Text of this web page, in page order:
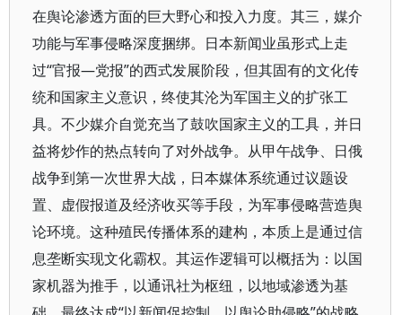
在舆论渗透方面的巨大野心和投入力度。其三，媒介
功能与军事侵略深度捆绑。日本新闻业虽形式上走
过“官报—党报”的西式发展阶段，但其固有的文化传
统和国家主义意识，终使其沦为军国主义的扩张工
具。不少媒介自觉充当了鼓吹国家主义的工具，并日
益将炒作的热点转向了对外战争。从甲午战争、日俄
战争到第一次世界大战，日本媒体系统通过议题设
置、虚假报道及经济收买等手段，为军事侵略营造舆
论环境。这种殖民传播体系的建构，本质上是通过信
息垄断实现文化霸权。其运作逻辑可以概括为：以国
家机器为推手，以通讯社为枢纽，以地域渗透为基